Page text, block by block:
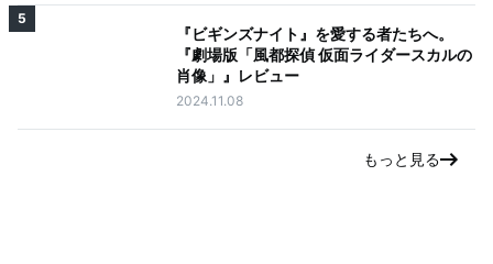
5
『ビギンズナイト』を愛する者たちへ。
『劇場版「風都探偵 仮面ライダースカルの
肖像」』レビュー
2024.11.08
もっと見る